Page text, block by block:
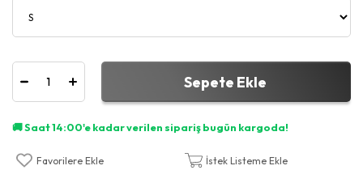
Favorilere Ekle İstek Listeme Ekle